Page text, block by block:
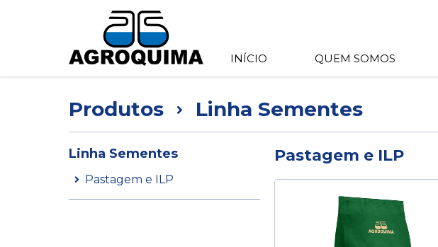
INÍCIO QUEM SOMOS
Produtos Linha Sementes
Linha Sementes
Pastagem e ILP
Pastagem e ILP